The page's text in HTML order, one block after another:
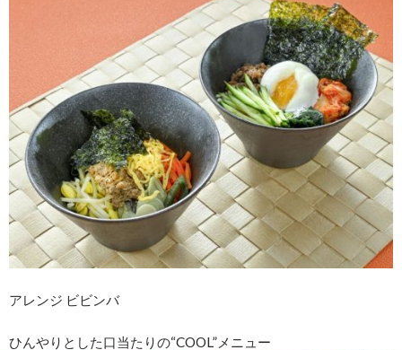
アレンジ ビビンバ
ひんやりとした口当たりの“COOL”メニュー